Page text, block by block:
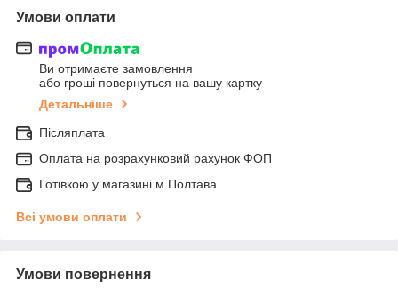
Умови оплати
Ви отримаєте замовлення
або гроші повернуться на вашу картку
Детальніше
Післяплата
Оплата на розрахунковий рахунок ФОП
Готівкою у магазині м.Полтава
Всі умови оплати
Умови повернення